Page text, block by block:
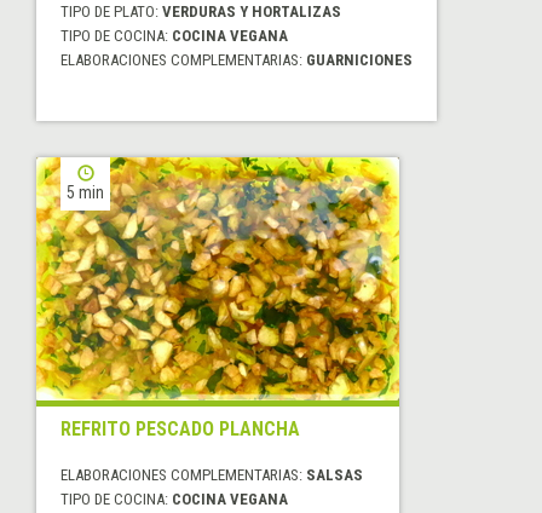
TIPO DE PLATO: VERDURAS Y HORTALIZAS
TIPO DE COCINA: COCINA VEGANA
ELABORACIONES COMPLEMENTARIAS: GUARNICIONES
5 min
REFRITO PESCADO PLANCHA
ELABORACIONES COMPLEMENTARIAS: SALSAS
TIPO DE COCINA: COCINA VEGANA